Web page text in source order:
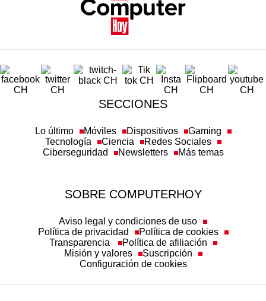
SECCIONES
Lo último Móviles Dispositivos
Gaming
Tecnología
Ciencia
Redes Sociales
Ciberseguridad
Newsletters Más temas
SOBRE COMPUTERHOY
Aviso legal y condiciones de uso
Política de privacidad
Política de cookies
Transparencia
Política de afiliación
Misión y valores
Suscripción
Configuración de cookies